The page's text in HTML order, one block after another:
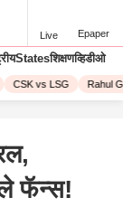
Live Epaper
Statesशिक्षणव्हिडीओ
CSK vs LSG Rahul
फॅन्स!